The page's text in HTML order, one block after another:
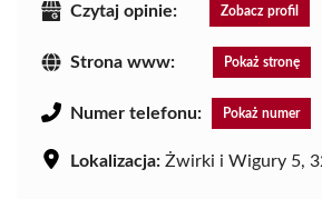
Czytaj opinie: Zobacz profil
Strona www: Pokaż stronę
Numer telefonu: Pokaż numer
Lokalizacja: Żwirki i Wigury 5,